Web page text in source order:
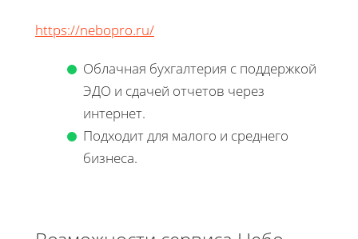
https://nebopro.ru/
Облачная бухгалтерия с поддержкой
ЭДО и сдачей отчетов через
интернет.
Подходит для малого и среднего
бизнеса.